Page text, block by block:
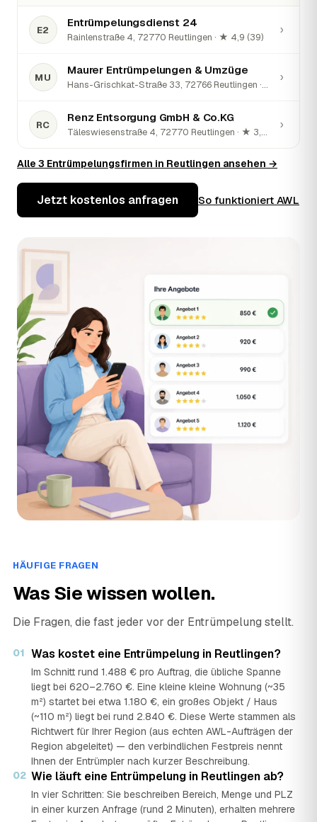
E2
Entrümpelungsdienst 24
Rainlenstraße 4, 72770 Reutlingen · ★ 4,9 (39)
›
MU
Maurer Entrümpelungen & Umzüge
Hans-Grischkat-Straße 33, 72766 Reutlingen · ★ 5 (21)
›
RC
Renz Entsorgung GmbH & Co.KG
Täleswiesenstraße 4, 72770 Reutlingen · ★ 3,3 (78)
›
Alle 3 Entrümpelungsfirmen in Reutlingen ansehen →
Jetzt kostenlos anfragen So funktioniert AWL
HÄUFIGE FRAGEN
Was Sie wissen wollen.
Die Fragen, die fast jeder vor der Entrümpelung stellt.
01 Was kostet eine Entrümpelung in Reutlingen?
Im Schnitt rund 1.488 € pro Auftrag, die übliche Spanne
liegt bei 620–2.760 €. Eine kleine kleine Wohnung (~35
m²) startet bei etwa 1.180 €, ein großes Objekt / Haus
(~110 m²) liegt bei rund 2.840 €. Diese Werte stammen als
Richtwert für Ihrer Region (aus echten AWL-Aufträgen der
Region abgeleitet) — den verbindlichen Festpreis nennt
Ihnen der Entrümpler nach kurzer Beschreibung.
02 Wie läuft eine Entrümpelung in Reutlingen ab?
In vier Schritten: Sie beschreiben Bereich, Menge und PLZ
in einer kurzen Anfrage (rund 2 Minuten), erhalten mehrere